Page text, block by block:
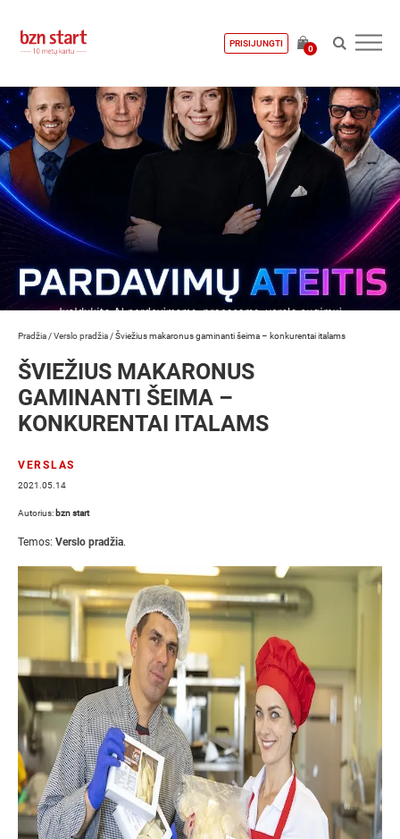
PRISIJUNGTI
0
Pradžia /Verslo pradžia /Šviežius makaronus gaminanti šeima – konkurentai italams
ŠVIEŽIUS MAKARONUS
GAMINANTI ŠEIMA –
KONKURENTAI ITALAMS
VERSLAS
2021.05.14
Autorius: bzn start
Temos: Verslo pradžia.